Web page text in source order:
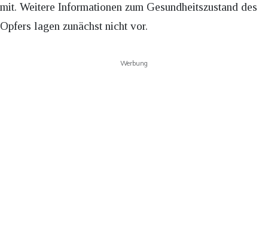
mit. Weitere Informationen zum Gesundheitszustand des
Opfers lagen zunächst nicht vor.
Werbung